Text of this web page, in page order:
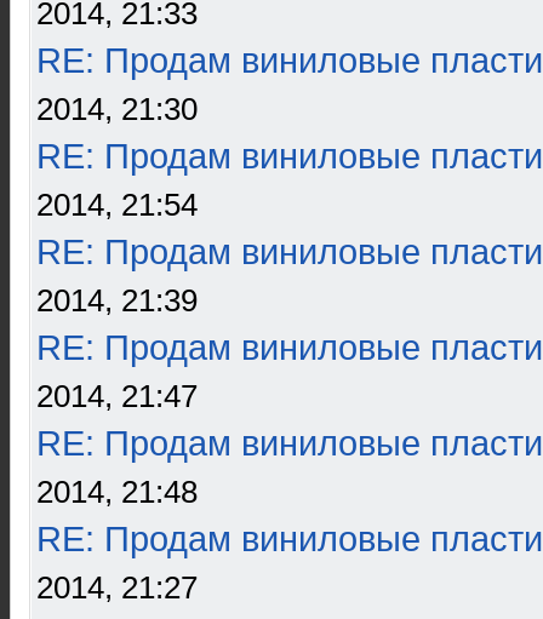
2014, 21:33
RE: Продам виниловые
2014, 21:30
RE: Продам виниловые
2014, 21:54
RE: Продам виниловые
2014, 21:39
RE: Продам виниловые
2014, 21:47
RE: Продам виниловые
2014, 21:48
RE: Продам виниловые
2014, 21:27